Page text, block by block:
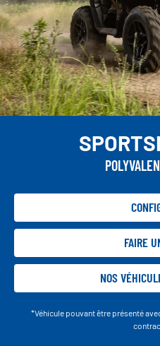
FAIRE
NOS
*Véhicule pouvant être présenté